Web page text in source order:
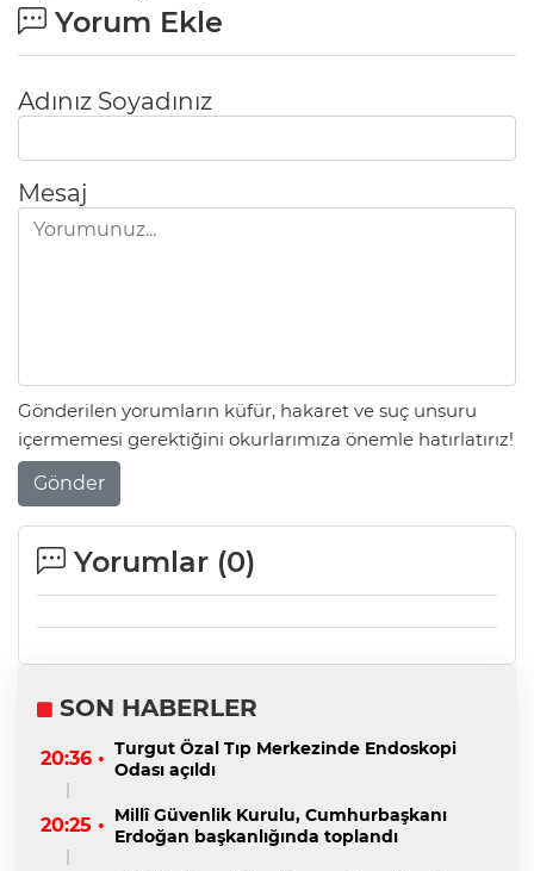
Yorum Ekle
Adınız Soyadınız
Mesaj
Gönderilen yorumların küfür, hakaret ve suç unsuru
içermemesi gerektiğini okurlarımıza önemle hatırlatırız!
Gönder
Yorumlar (0)
SON HABERLER
20:36 • Turgut Özal Tıp Merkezinde Endoskopi
Odası açıldı
20:25 • Millî Güvenlik Kurulu, Cumhurbaşkanı
Erdoğan başkanlığında toplandı